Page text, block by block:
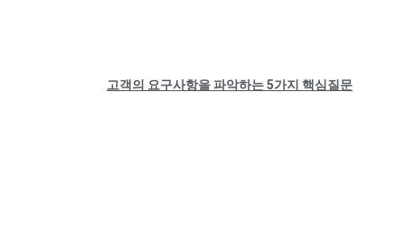
고객의 요구사항을 파악하는 5가지 핵심질문